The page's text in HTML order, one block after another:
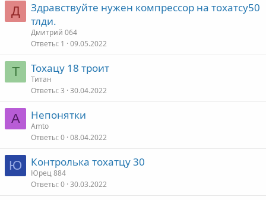
Д
Здравствуйте нужен компрессор на тохатсу50
тлди.
Дмитрий 064
Ответы 1 09.05.2022
Т Тохацу 18 троит
Титан
Ответы 3 30.04.2022
A Непонятки
Amto
Ответы 0 08.04.2022
Ю Контролька тохатцу 30
Юрец 884
Ответы 0 30.03.2022